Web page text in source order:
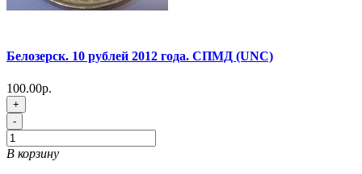
Белозерск. 10 рублей 2012 года. СПМД (UNC)
100.00р.
+
-
В корзину